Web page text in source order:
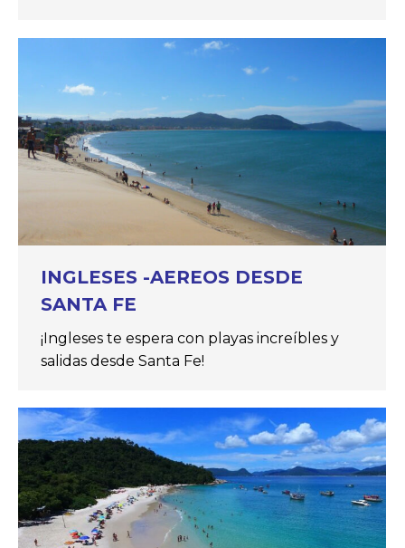
INGLESES -AEREOS DESDE
SANTA FE
¡Ingleses te espera con playas increíbles y
salidas desde Santa Fe!